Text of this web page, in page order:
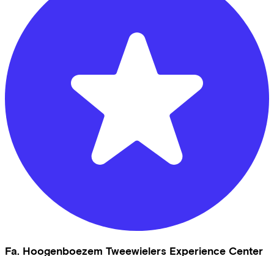
Fa. Hoogenboezem Tweewielers Experience Center